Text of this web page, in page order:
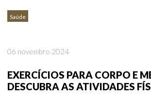
Saúde
06 novembro 2024
EXERCÍCIOS PARA CORPO E
DESCUBRA AS ATIVIDADES